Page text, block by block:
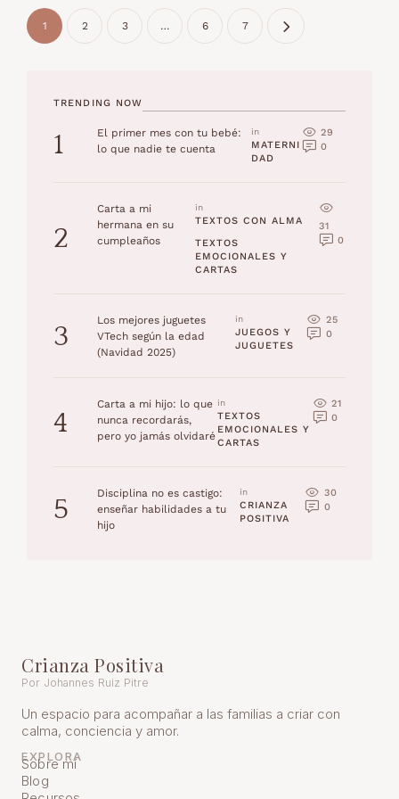
1 2 3 … 6 7
TRENDING NOW
1
El primer mes con tu bebé:
lo que nadie te cuenta
in
MATERNI
DAD
29
0
2
Carta a mi
hermana en su
cumpleaños
in
TEXTOS CON ALMA
TEXTOS
EMOCIONALES Y
CARTAS
31
0
3
Los mejores juguetes
VTech según la edad
(Navidad 2025)
in
JUEGOS Y
JUGUETES
25
0
4
Carta a mi hijo: lo que
nunca recordarás,
pero yo jamás olvidaré
in
TEXTOS
EMOCIONALES Y
CARTAS
21
0
5
Disciplina no es castigo:
enseñar habilidades a tu
hijo
in
CRIANZA
POSITIVA
30
0
Crianza Positiva
Por Johannes Ruiz Pitre
Un espacio para acompañar a las familias a criar con
calma, conciencia y amor.
EXPLORA
Sobre mí
Blog